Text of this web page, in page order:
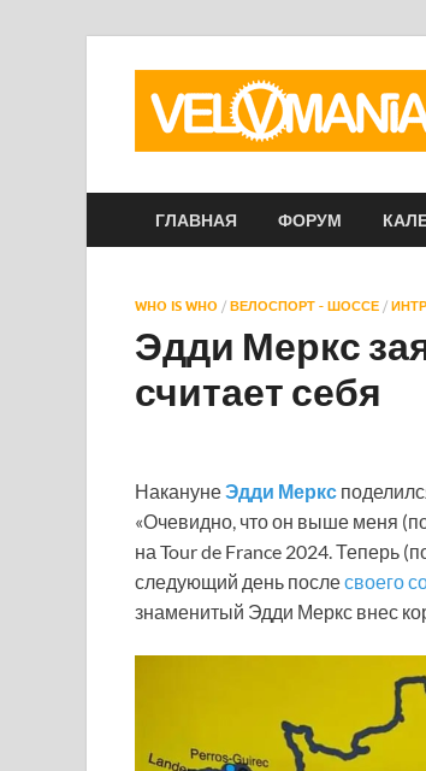
ГЛАВНАЯ ФОРУМ
WHO IS WHO / ВЕЛОСПОРТ - ШОССЕ /
Эдди Меркс
считает себя
НаканунеЭдди Меркс
«Очевидно, что он выше меня
на Tour de France 2024. Теперь
следующий день послесвоего
знаменитый Эдди Меркс внес